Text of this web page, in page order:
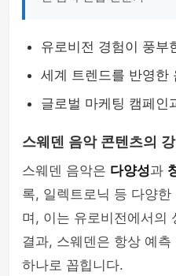
유로비전 경험이 풍부
세계 트렌드를 반영한
글로벌 마케팅 캠페인
스웨덴 음악 콘텐츠의 강
스웨덴 음악은 다양성과
록, 일렉트로닉 등 다양
며, 이는 유로비전에서의
결과, 스웨덴은 항상 예
하나로 꼽힙니다.